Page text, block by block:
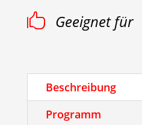
 Geeignet für
Beschreibung
Programm